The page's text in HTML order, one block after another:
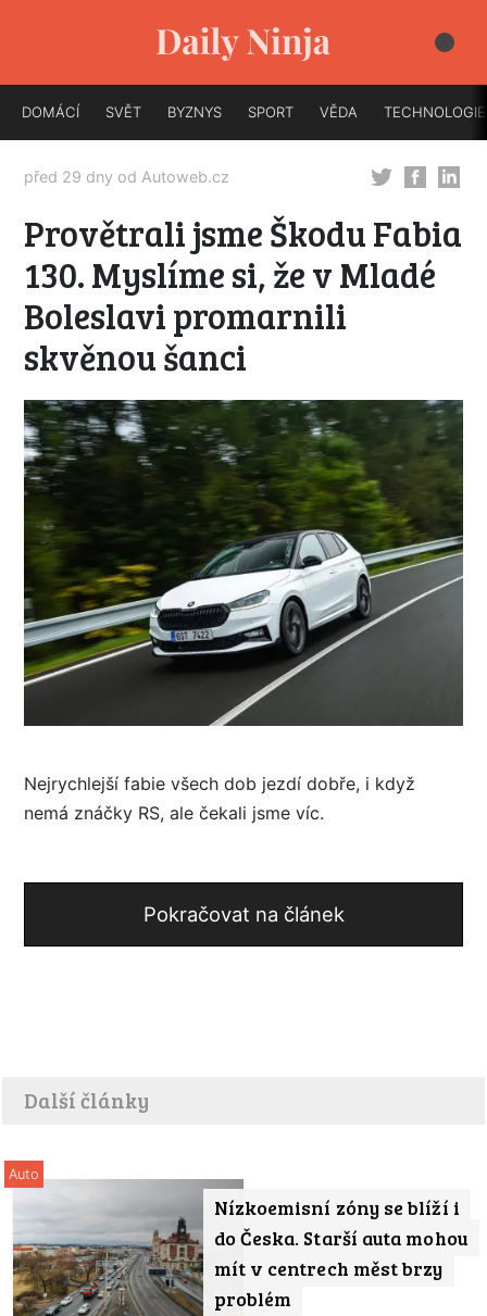
DOMÁCÍ SVĚT BYZNYS SPORT VĚDA TECHNOLOGIE
před 29 dny od Autoweb.cz
Provětrali jsme Škodu Fabia
130. Myslíme si, že v Mladé
Boleslavi promarnili
skvěnou šanci
Nejrychlejší fabie všech dob jezdí dobře, i když
nemá znáčky RS, ale čekali jsme víc.
Pokračovat na článek
Další články
Nízkoemisní zóny se blíží i
do Česka. Starší auta mohou
mít v centrech měst brzy
problém
Auto